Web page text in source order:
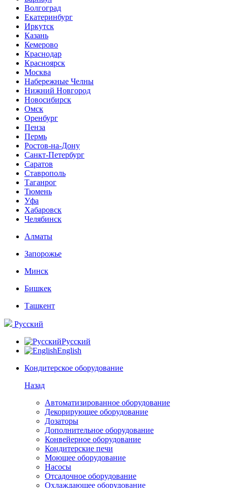
Волгоград
Екатеринбург
Иркутск
Казань
Кемерово
Краснодар
Красноярск
Москва
Набережные Челны
Нижний Новгород
Новосибирск
Омск
Оренбург
Пенза
Пермь
Ростов-на-Дону
Санкт-Петербург
Саратов
Ставрополь
Таганрог
Тюмень
Уфа
Хабаровск
Челябинск
Алматы
Запорожье
Минск
Бишкек
Ташкент
Русский
Русский
English
Кондитерское оборудование
Назад
Автоматизированное оборудование
Декорирующее оборудование
Дозаторы
Дополнительное оборудование
Конвейерное оборудование
Кондитерские печи
Моющее оборудование
Насосы
Отсадочное оборудование
Охлаждающее оборудование